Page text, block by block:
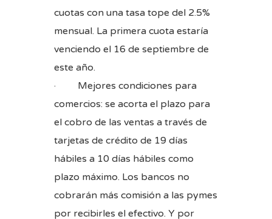
cuotas con una tasa tope del 2.5%
mensual. La primera cuota estaría
venciendo el 16 de septiembre de
este año.
· Mejores condiciones para
comercios: se acorta el plazo para
el cobro de las ventas a través de
tarjetas de crédito de 19 días
hábiles a 10 días hábiles como
plazo máximo. Los bancos no
cobrarán más comisión a las pymes
por recibirles el efectivo. Y por